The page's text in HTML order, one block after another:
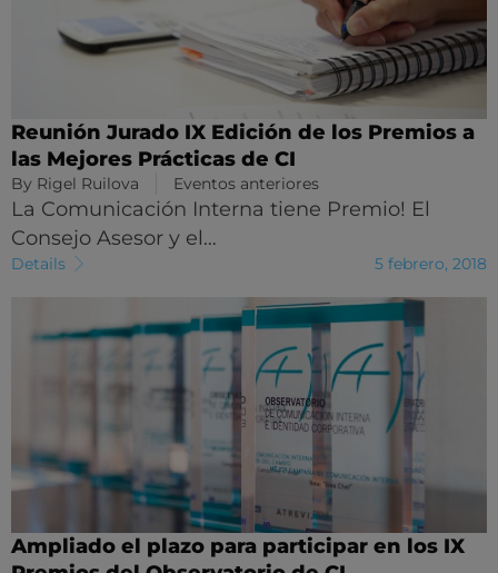
Reunión Jurado IX Edición de los Premios a
las Mejores Prácticas de CI
By Rigel Ruilova Eventos anteriores
La Comunicación Interna tiene Premio! El
Consejo Asesor y el…
Details 5 febrero, 2018
Ampliado el plazo para participar en los IX